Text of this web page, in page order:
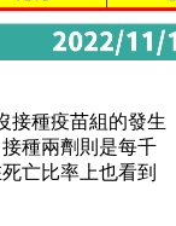
接種疫苗組的發生
種兩劑則是每千
亡比率上也看到